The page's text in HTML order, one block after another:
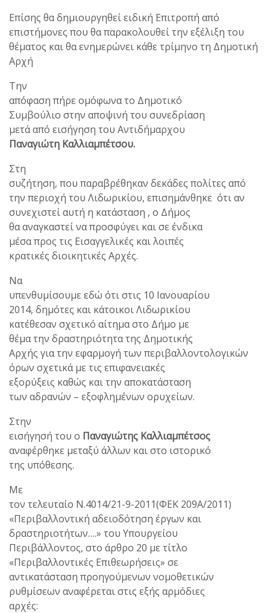
Επίσης θα δημιουργηθεί ειδική Επιτροπή από
επιστήμονες που θα παρακολουθεί την εξέλιξη του
θέματος και θα ενημερώνει κάθε τρίμηνο τη Δημοτική
Αρχή
Την
απόφαση πήρε ομόφωνα το Δημοτικό
Συμβούλιο στην αποψινή του συνεδρίαση
μετά από εισήγηση του Αντιδήμαρχου
Παναγιώτη Καλλιαμπέτσου.
Στη
συζήτηση, που παραβρέθηκαν δεκάδες πολίτες από
την περιοχή του Λιδωρικίου, επισημάνθηκε ότι αν
συνεχιστεί αυτή η κατάσταση , ο Δήμος
θα αναγκαστεί να προσφύγει και σε ένδικα
μέσα προς τις Εισαγγελικές και λοιπές
κρατικές διοικητικές Αρχές.
Να
υπενθυμίσουμε εδώ ότι στις 10 Ιανουαρίου
2014, δημότες και κάτοικοι Λιδωρικίου
κατέθεσαν σχετικό αίτημα στο Δήμο με
θέμα την δραστηριότητα της Δημοτικής
Αρχής για την εφαρμογή των περιβαλλοντολογικών
όρων σχετικά με τις επιφανειακές
εξορύξεις καθώς και την αποκατάσταση
των αδρανών – εξοφλημένων ορυχείων.
Στην
εισήγησή του ο Παναγιώτης Καλλιαμπέτσος
αναφέρθηκε μεταξύ άλλων και στο ιστορικό
της υπόθεσης.
Με
τον τελευταίο Ν.4014/21-9-2011(ΦΕΚ 209A/2011)
«Περιβαλλοντική αδειοδότηση έργων και
δραστηριοτήτων….» του Υπουργείου
Περιβάλλοντος, στο άρθρο 20 με τίτλο
«Περιβαλλοντικές Επιθεωρήσεις» σε
αντικατάσταση προηγούμενων νομοθετικών
ρυθμίσεων αναφέρεται στις εξής αρμόδιες
αρχές: